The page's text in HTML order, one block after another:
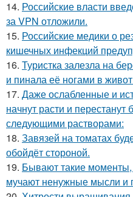
14. Российские власти
за VPN отложили.
15. Российские медики о
кишечных инфекций
16. Туристка залезла на
и пинала её ногами в
17. Даже ослабленные и
начнут расти и перестанут
следующими растворами:
18. Завязей на томатах
обойдёт стороной.
19. Бывают такие моменты,
мучают ненужные мысли и